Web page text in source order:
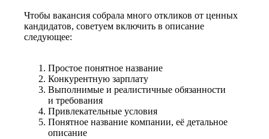
Чтобы вакансия собрала много откликов от ценных
кандидатов, советуем включить в описание
следующее:
Простое понятное название
Конкурентную зарплату
Выполнимые и реалистичные обязанности
и требования
Привлекательные условия
Понятное название компании, её детальное
описание